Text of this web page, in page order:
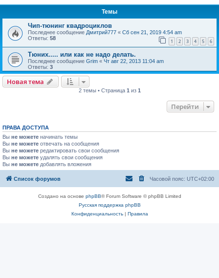
Темы
Чип-тюнинг квадроциклов
Последнее сообщение Дмитрий777 « Сб сен 21, 2019 4:54 am
Ответы: 58 1 2 3 4 5 6
Тюних..... или как не надо делать.
Последнее сообщение Grim « Чт авг 22, 2013 11:04 am
Ответы: 3
Новая тема
2 темы • Страница 1 из 1
Перейти
ПРАВА ДОСТУПА
Вы не можете начинать темы
Вы не можете отвечать на сообщения
Вы не можете редактировать свои сообщения
Вы не можете удалять свои сообщения
Вы не можете добавлять вложения
Список форумов Часовой пояс: UTC+02:00
Создано на основе phpBB® Forum Software © phpBB Limited
Русская поддержка phpBB
Конфиденциальность| Правила